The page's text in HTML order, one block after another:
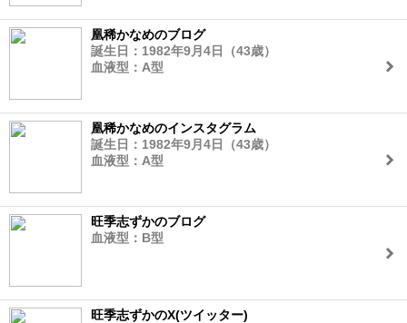
凰稀かなめのブログ
誕生日：1982年9月4日（43歳）
血液型：A型
凰稀かなめのインスタグラム
誕生日：1982年9月4日（43歳）
血液型：A型
旺季志ずかのブログ
血液型：B型
旺季志ずかのX(ツイッター)